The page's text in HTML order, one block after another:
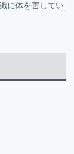
に体を害してい